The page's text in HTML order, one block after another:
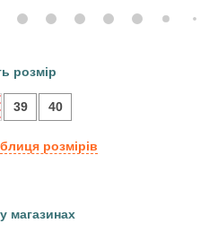
розмір
39 40
розмірів
магазинах